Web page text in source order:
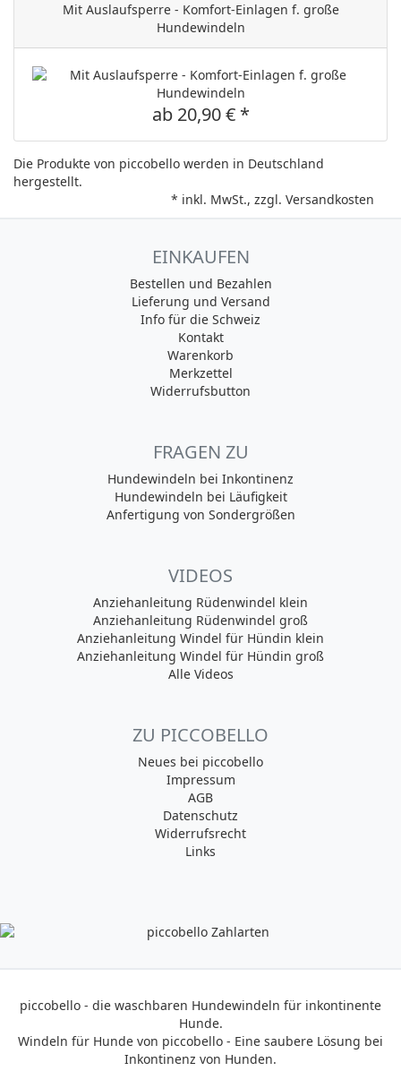
Mit Auslaufsperre - Komfort-Einlagen f. große
Hundewindeln
ab 20,90 € *
Die Produkte von piccobello werden in Deutschland
hergestellt.
* inkl. MwSt., zzgl. Versandkosten
EINKAUFEN
Bestellen und Bezahlen
Lieferung und Versand
Info für die Schweiz
Kontakt
Warenkorb
Merkzettel
Widerrufsbutton
FRAGEN ZU
Hundewindeln bei Inkontinenz
Hundewindeln bei Läufigkeit
Anfertigung von Sondergrößen
VIDEOS
Anziehanleitung Rüdenwindel klein
Anziehanleitung Rüdenwindel groß
Anziehanleitung Windel für Hündin klein
Anziehanleitung Windel für Hündin groß
Alle Videos
ZU PICCOBELLO
Neues bei piccobello
Impressum
AGB
Datenschutz
Widerrufsrecht
Links
piccobello - die waschbaren Hundewindeln für inkontinente
Hunde.
Windeln für Hunde von piccobello - Eine saubere Lösung bei
Inkontinenz von Hunden.